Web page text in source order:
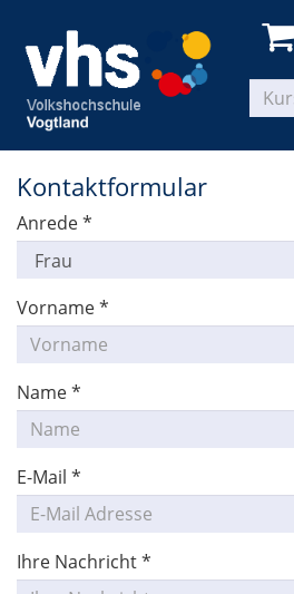
Kontaktformular
Anrede*
Vorname*
Name*
E-Mail *
Ihre Nachricht*